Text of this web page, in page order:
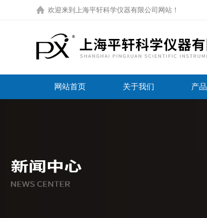
欢迎来到 上海平轩科学仪器有限公司网站 ！
网站首页 关于我们 产